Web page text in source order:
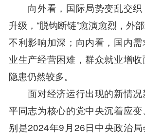
向外看，国际局势变乱交织
升级，“脱钩断链”愈演愈烈，外
不利影响加深；向内看，国内
业生产经营困难，群众就业增
隐患仍然较多。
面对经济运行出现的新情况
平同志为核心的党中央沉着应
别是2024年9月26日中央政治